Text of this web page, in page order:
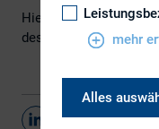
Hier kommen Sie zum
des
Teilen
mehr
Alles